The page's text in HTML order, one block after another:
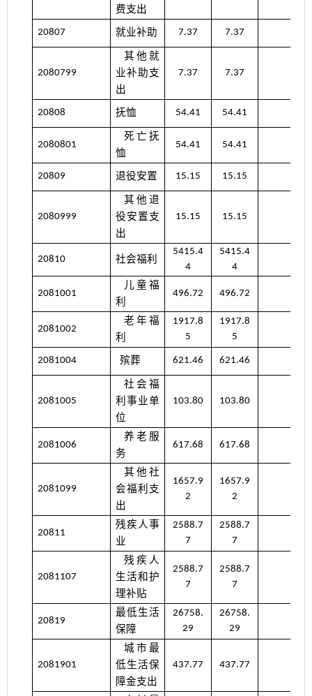
费支出
20807 就业补助 7.37 7.37
2080799
其他就
业补助支
出
7.37 7.37
20808 抚恤 54.41 54.41
2080801
死亡抚
恤
54.41 54.41
20809 退役安置 15.15 15.15
2080999
其他退
役安置支
出
15.15 15.15
20810 社会福利
5415.4
4
5415.4
4
2081001
儿童福
利
496.72 496.72
2081002
老年福
利
1917.8
5
1917.8
5
2081004 殡葬 621.46 621.46
2081005
社会福
利事业单
位
103.80 103.80
2081006
养老服
务
617.68 617.68
2081099
其他社
会福利支
出
1657.9
2
1657.9
2
20811
残疾人事
业
2588.7
7
2588.7
7
2081107
残疾人
生活和护
理补贴
2588.7
7
2588.7
7
20819
最低生活
保障
26758.
29
26758.
29
2081901
城市最
低生活保
障金支出
437.77 437.77